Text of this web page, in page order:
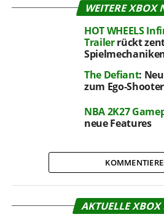
WEITERE XBOX
HOT WHEELS
Trailerrückt
The Defiant:
zum Ego-
NBA 2K27
neue Features
AKTUELLE XBOX